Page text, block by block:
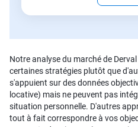
Notre analyse du marché de
certaines stratégies plutôt que
s'appuient sur des données
locative) mais ne peuvent pas
situation personnelle. D'autres
tout à fait correspondre à vos